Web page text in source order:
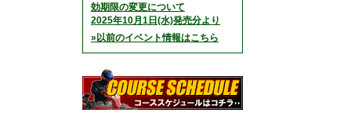
効期限の変更について
2025年10月1日(水)発売分より
»以前のイベント情報はこちら